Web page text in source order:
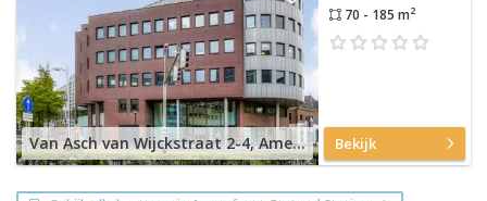
Van Asch van Wijckstraat 2-4, Amersfoort Centrum
70 - 185 m2
Bekijk